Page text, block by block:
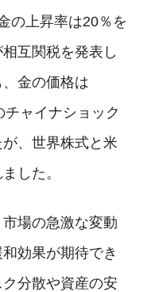
の上昇率は20％を
互関税を発表し
金の価格は
ャイナショック
、世界株式と米
した。
場の急激な変動
効果が期待でき
分散や資産の安